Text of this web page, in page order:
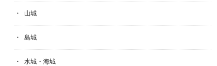
山城
島城
水城・海城